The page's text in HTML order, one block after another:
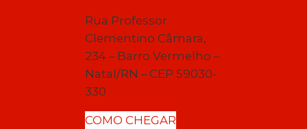
Rua Professor
Clementino Câmara,
234 – Barro Vermelho –
Natal/RN – CEP 59030-
330
COMO CHEGAR